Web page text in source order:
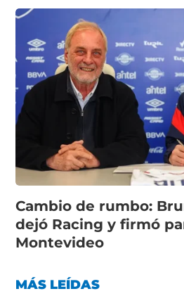
Cambio de rumbo:
dejó Racing y firmó
Montevideo
MÁS LEÍDAS